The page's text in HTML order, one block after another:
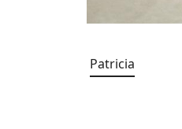
Patricia